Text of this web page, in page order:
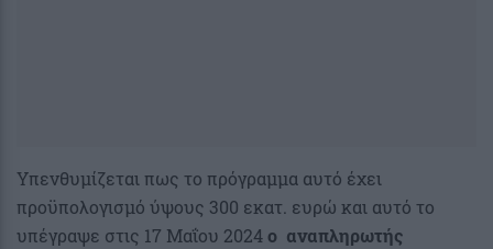
Υπενθυμίζεται πως το πρόγραμμα αυτό έχει
προϋπολογισμό ύψους 300 εκατ. ευρώ και αυτό το
υπέγραψε στις 17 Μαΐου 2024 ο αναπληρωτής